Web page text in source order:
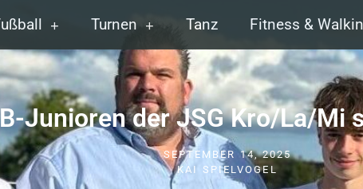
Turnen Tanz Fitness &
Junioren der JSG Kro/La/Mi
SEPTEMBER 14, 2025
KAI SPIELVOGEL